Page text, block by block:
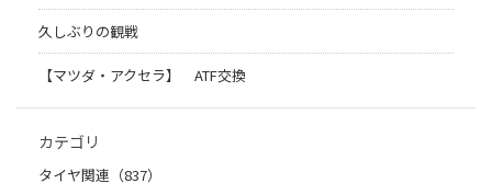
久しぶりの観戦
【マツダ・アクセラ】 ATF交換
カテゴリ
タイヤ関連（837）